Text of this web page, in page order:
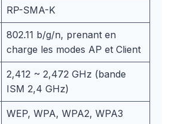
RP-SMA-K
802.11 b/g/n, prenant en
charge les modes AP et Client
2,412 ~ 2,472 GHz (bande
ISM 2,4 GHz)
WEP, WPA, WPA2, WPA3